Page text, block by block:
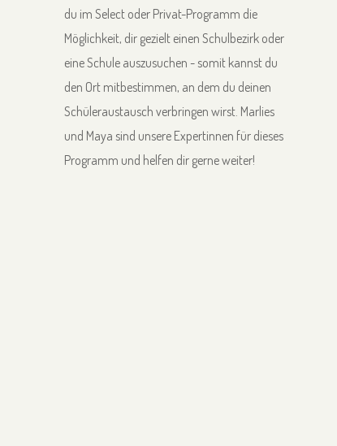
du im Select oder Privat-Programm die
Möglichkeit, dir gezielt einen Schulbezirk oder
eine Schule auszusuchen - somit kannst du
den Ort mitbestimmen, an dem du deinen
Schüleraustausch verbringen wirst. Marlies
und Maya sind unsere Expertinnen für dieses
Programm und helfen dir gerne weiter!